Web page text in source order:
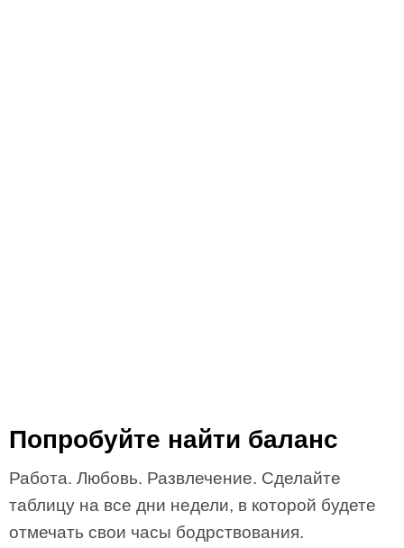
Попробуйте найти баланс
Работа. Любовь. Развлечение. Сделайте
таблицу на все дни недели, в которой будете
отмечать свои часы бодрствования.